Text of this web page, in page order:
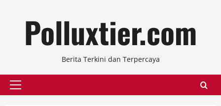
Polluxtier.com
Berita Terkini dan Terpercaya
Primary